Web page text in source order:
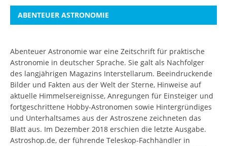
ABENTEUER ASTRONOMIE
Abenteuer Astronomie war eine Zeitschrift für praktische
Astronomie in deutscher Sprache. Sie galt als Nachfolger
des langjährigen Magazins Interstellarum. Beeindruckende
Bilder und Fakten aus der Welt der Sterne, Hinweise auf
aktuelle Himmelsereignisse, Anregungen für Einsteiger und
fortgeschrittene Hobby-Astronomen sowie Hintergründiges
und Unterhaltsames aus der Astroszene zeichneten das
Blatt aus. Im Dezember 2018 erschien die letzte Ausgabe.
Astroshop.de, der führende Teleskop-Fachhändler in